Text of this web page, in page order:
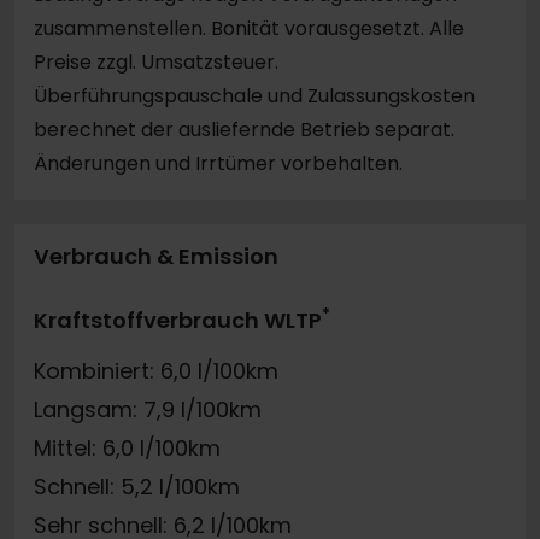
zusammenstellen. Bonität vorausgesetzt. Alle
Preise zzgl. Umsatzsteuer.
Überführungspauschale und Zulassungskosten
berechnet der ausliefernde Betrieb separat.
Änderungen und Irrtümer vorbehalten.
Verbrauch & Emission
Kraftstoffverbrauch WLTP*
Kombiniert: 6,0 l/100km
Langsam: 7,9 l/100km
Mittel: 6,0 l/100km
Schnell: 5,2 l/100km
Sehr schnell: 6,2 l/100km